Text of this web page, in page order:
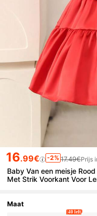
16.99€ -2% 17.49€Prijs
Baby Van een meisje
Met Strik Voorkant Voor
Maat
40 left